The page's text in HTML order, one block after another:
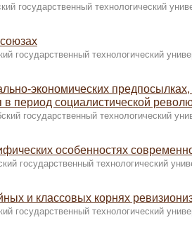
государственный технологический
государственный технологический
экономических
в период социалистической
государственный технологический
особенностях
государственный технологический
и классовых корнях
государственный технологический